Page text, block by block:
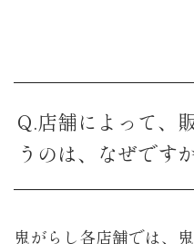
Q.店舗によって、
うのは、なぜです
鬼がらし各店舗では、